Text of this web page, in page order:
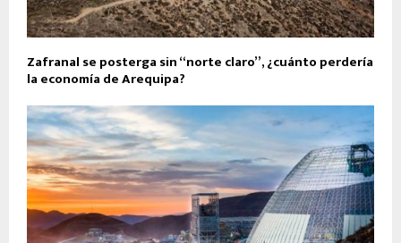
Zafranal se posterga sin “norte claro”, ¿cuánto perdería
la economía de Arequipa?